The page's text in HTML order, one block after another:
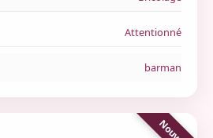
Attentionné
barman